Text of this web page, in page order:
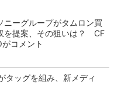
ニーグループがタムロン買
を提案、その狙いは？ CF
がコメント
タッグを組み、新メディ